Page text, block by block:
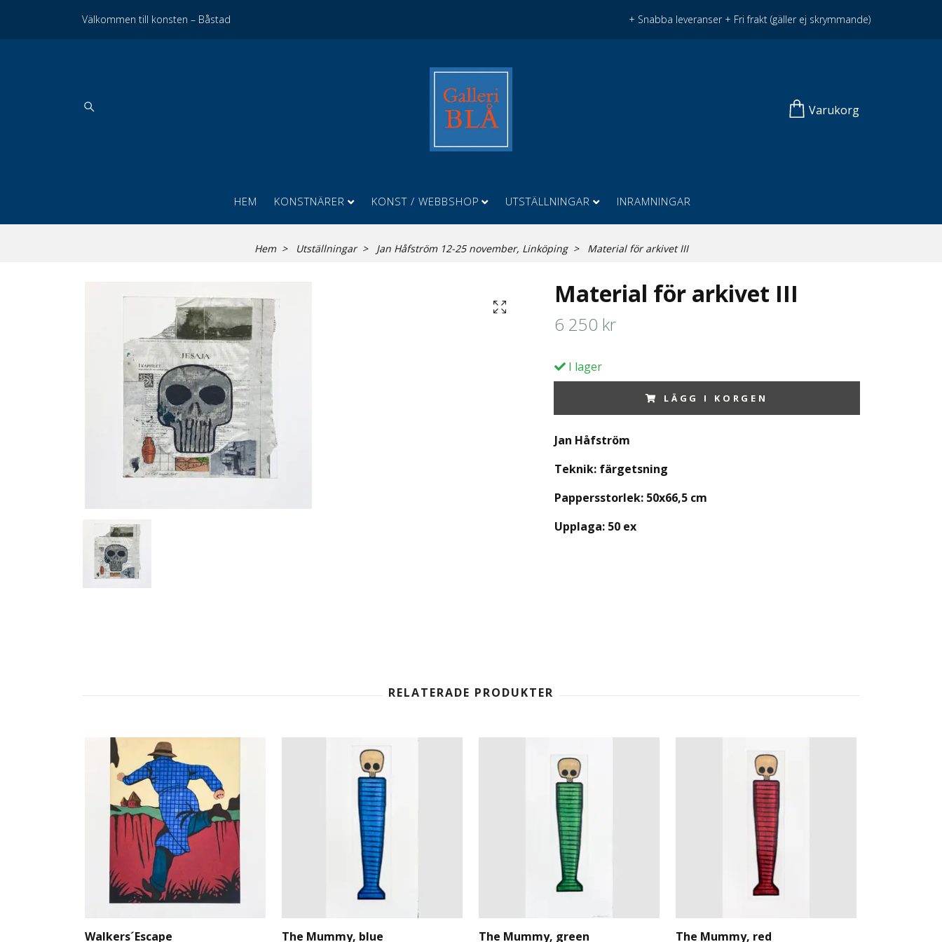
Välkommen till konsten – Båstad + Snabba leveranser + Fri frakt (gäller ej skrymmande)
Varukorg
HEM KONSTNÄRER KONST / WEBBSHOP UTSTÄLLNINGAR INRAMNINGAR
Hem Utställningar Jan Håfström 12-25 november, Linköping Material för arkivet III
Material för arkivet III
6 250 kr
I lager
LÄGG I KORGEN
Jan Håfström
Teknik: färgetsning
Pappersstorlek: 50x66,5 cm
Upplaga: 50 ex
Walkers´Escape The Mummy, blue The Mummy, green The Mummy, red